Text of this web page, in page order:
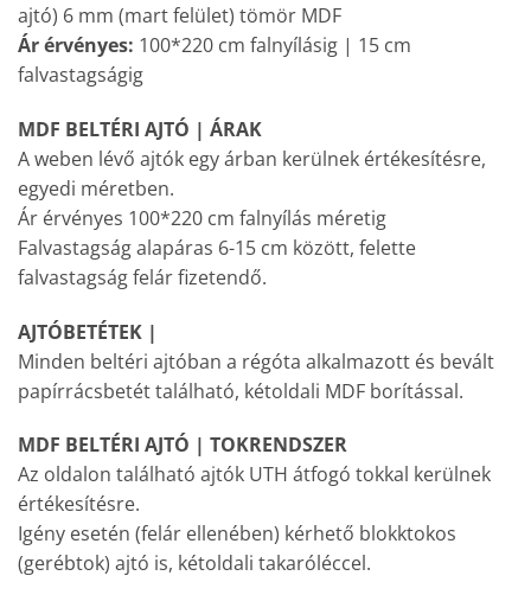
ajtó) 6 mm (mart felület) tömör MDF
Ár érvényes: 100*220 cm falnyílásig | 15 cm
falvastagságig
MDF BELTÉRI AJTÓ | ÁRAK
A weben lévő ajtók egy árban kerülnek értékesítésre,
egyedi méretben.
Ár érvényes 100*220 cm falnyílás méretig
Falvastagság alapáras 6-15 cm között, felette
falvastagság felár fizetendő.
AJTÓBETÉTEK |
Minden beltéri ajtóban a régóta alkalmazott és bevált
papírrácsbetét található, kétoldali MDF borítással.
MDF BELTÉRI AJTÓ | TOKRENDSZER
Az oldalon található ajtók UTH átfogó tokkal kerülnek
értékesítésre.
Igény esetén (felár ellenében) kérhető blokktokos
(gerébtok) ajtó is, kétoldali takaróléccel.